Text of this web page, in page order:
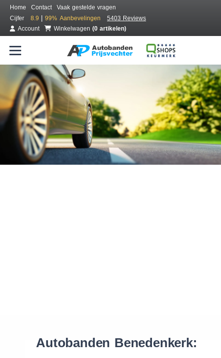
Home Contact
Vaak gestelde vragen
Cijfer
8.9 | 99% Aanbevelingen
5403 Reviews
Account
Winkelwagen (0 artikelen)
Bestel voordelig banden online
Gratis bezorgd of montage bij jou in de buurt
Seizoen:
Merken:
Autobanden Benedenkerk: